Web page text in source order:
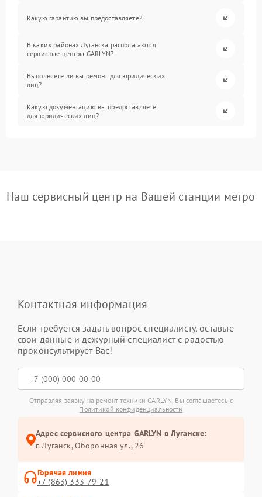
Какую гарантию вы предоставляете?
В каких районах Луганска располагаются
сервисные центры GARLYN?
Выполняете ли вы ремонт для юридических
лиц?
Какую документацию вы предоставляете
для юридических лиц?
Наш сервисный центр на Вашей станции метро
Контактная информация
Если требуется задать вопрос специалисту, оставьте
свои данные и дежурный специалист с радостью
проконсультирует Вас!
Отправляя заявку на ремонт техники GARLYN, Вы соглашаетесь с
Политикой конфиденциальности
Адрес сервисного центра GARLYN в Луганске:
г. Луганск, Оборонная ул., 26
Горячая линия
+7 (863) 333-79-21